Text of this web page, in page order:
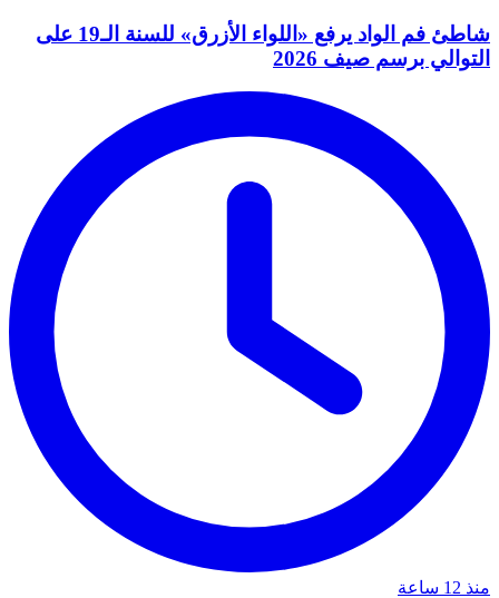
شاطئ فم الواد يرفع «اللواء الأزرق» للسنة الـ19 على
التوالي برسم صيف 2026
منذ 12 ساعة